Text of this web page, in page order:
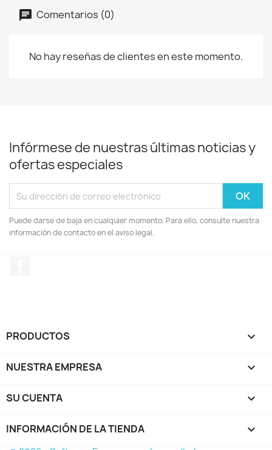
Comentarios (0)
No hay reseñas de clientes en este momento.
Infórmese de nuestras últimas noticias y
ofertas especiales
Puede darse de baja en cualquier momento. Para ello, consulte nuestra
información de contacto en el aviso legal.
PRODUCTOS 
NUESTRA EMPRESA 
SU CUENTA 
INFORMACIÓN DE LA TIENDA keyboard_arrow_down